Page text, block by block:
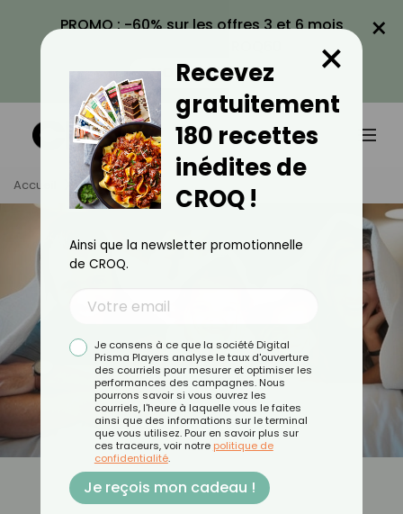
PROMO : -60% sur les offres 3 et 6 mois
VOIR LA PROMO
×
Accueil Tag Famille
Recevez
gratuitement
180 recettes
inédites de
CROQ !
×
Ainsi que la newsletter promotionnelle
de CROQ.
Je consens à ce que la société Digital
Prisma Players analyse le taux d'ouverture
des courriels pour mesurer et optimiser les
performances des campagnes. Nous
pourrons savoir si vous ouvrez les
courriels, l'heure à laquelle vous le faites
ainsi que des informations sur le terminal
que vous utilisez. Pour en savoir plus sur
ces traceurs, voir notre politique de
confidentialité.
Je reçois mon cadeau !